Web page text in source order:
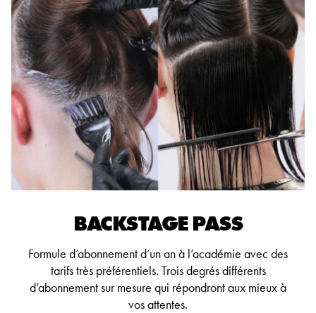
BACKSTAGE PASS
Formule d’abonnement d’un an à l’académie avec des
tarifs très préférentiels. Trois degrés différents
d’abonnement sur mesure qui répondront aux mieux à
vos attentes.